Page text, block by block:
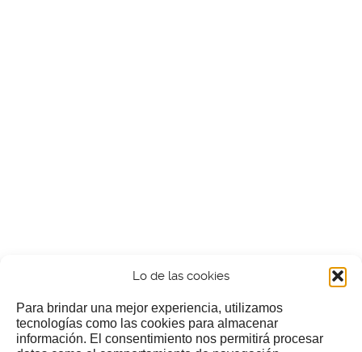
Lo de las cookies
Para brindar una mejor experiencia, utilizamos
tecnologías como las cookies para almacenar
información. El consentimiento nos permitirá procesar